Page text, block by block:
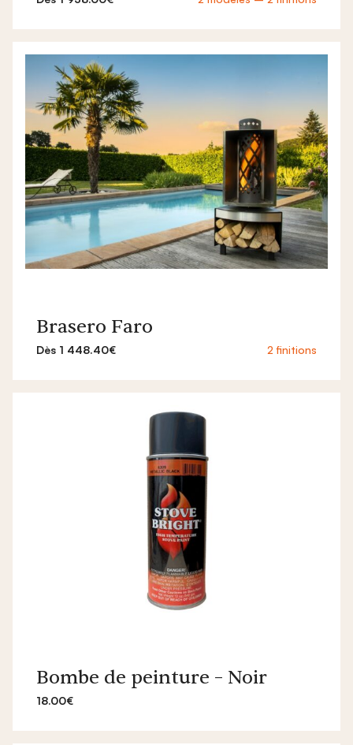
Brasero Faro
Dès 1 448.40€ 2 finitions
Bombe de peinture – Noir
18.00€